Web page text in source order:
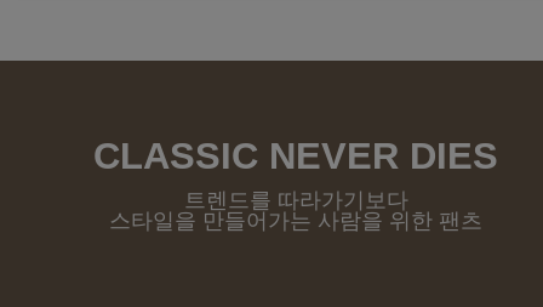
CLASSIC NEVER DIES
트렌드를 따라가기보다
스타일을 만들어가는 사람을 위한 팬츠